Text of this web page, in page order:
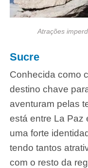
Atrações
Sucre
Conhecida como
destino chave
aventuram pelas
está entre La Paz
uma forte
tendo tantos
com o resto da